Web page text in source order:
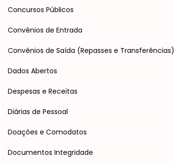
Concursos Públicos
Convênios de Entrada
Convênios de Saída (Repasses e Transferências)
Dados Abertos
Despesas e Receitas
Diárias de Pessoal
Doações e Comodatos
Documentos Integridade